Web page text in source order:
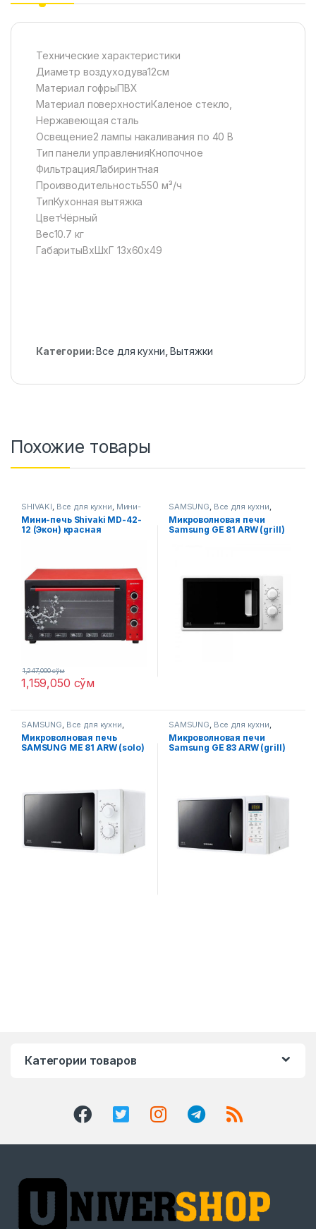
Технические характеристики
Диаметр воздуходува12см
Материал гофрыПВХ
Материал поверхностиКаленое стекло,
Нержавеющая сталь
Освещение2 лампы накаливания по 40 В
Тип панели управленияКнопочное
ФильтрацияЛабиринтная
Производительность550 м³/ч
ТипКухонная вытяжка
ЦветЧёрный
Вес10.7 кг
ГабаритыВхШхГ 13х60х49
Категории:Все для кухни ,Вытяжки
Похожие товары
SHIVAKI, Все для кухни, Мини-
печи
Мини-печь Shivaki MD-42-
12 (Экон) красная
1,159,050 сўм
1,247,000сўм
SAMSUNG, Все для кухни,
Микроволновые печи
Микроволновая печи
Samsung GE 81 ARW (grill)
SAMSUNG, Все для кухни,
Микроволновые печи
Микроволновая печь
SAMSUNG ME 81 ARW (solo)
SAMSUNG, Все для кухни,
Микроволновые печи
Микроволновая печи
Samsung GE 83 ARW (grill)
Категории товаров